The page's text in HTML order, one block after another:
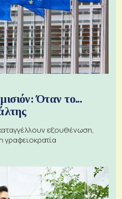
Όταν το...
εξουθένωση,
γραφειοκρατία